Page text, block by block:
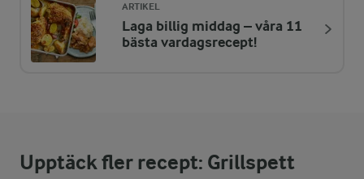
ENERGIDISTRIBUTION %
NÄRINGSVÄRDEN PER PORT
Fett:
45,3 %
33,2 g
ARTIKEL
Laga billig middag – våra 11
bästa vardagsrecept!
Upptäck fler recept: Grillspett